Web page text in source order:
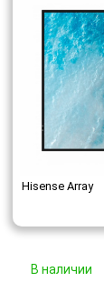
Hisense Array
В наличии